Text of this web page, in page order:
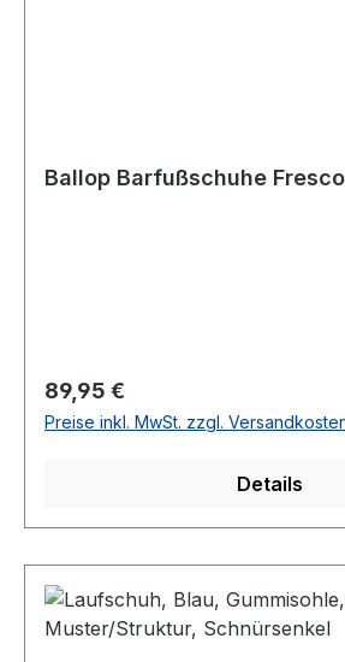
Ballop Barfußschuhe
Regulärer Preis:
89,95 €
Preise inkl. MwSt. zzgl.
Details